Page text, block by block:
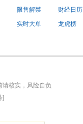
限售解禁
财经日历
实时大单
龙虎榜
核实，风险自负
]